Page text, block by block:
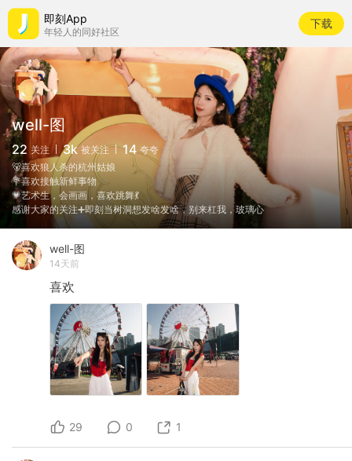
即刻App
年轻人的同好社区
下载
well-图
22 关注 3k 被关注 14 夸夸
🐻喜欢狼人杀的杭州姑娘
💐喜欢接触新鲜事物
💗艺术生，会画画，喜欢跳舞💃
感谢大家的关注➕即刻当树洞想发啥发啥，别来杠我，玻璃心
well-图
14天前
喜欢
29 0 1